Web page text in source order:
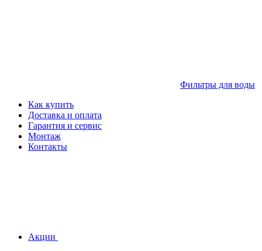
Фильтры для воды
Как купить
Доставка и оплата
Гарантия и сервис
Монтаж
Контакты
Акции